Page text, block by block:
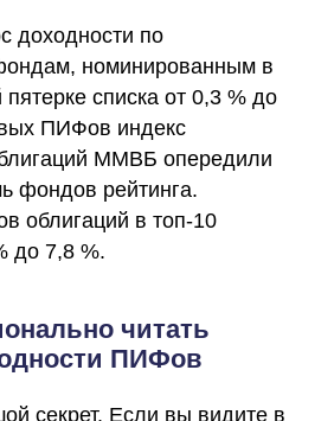
доходности по
номинированным в
списка от 0,3 % до
ПИФов индекс
ММВБ опередили
фондов рейтинга.
облигаций в топ-10
до 7,8 %.
читать
ПИФов
секрет. Если вы видите в